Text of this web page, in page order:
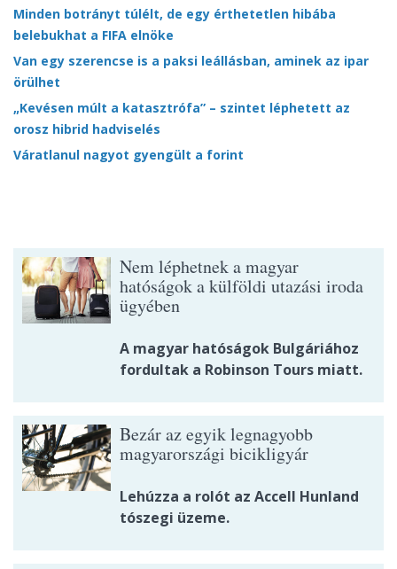
Minden botrányt túlélt, de egy érthetetlen hibába
belebukhat a FIFA elnöke
Van egy szerencse is a paksi leállásban, aminek az ipar
örülhet
„Kevésen múlt a katasztrófa” – szintet léphetett az
orosz hibrid hadviselés
Váratlanul nagyot gyengült a forint
Nem léphetnek a magyar
hatóságok a külföldi utazási iroda
ügyében
A magyar hatóságok Bulgáriához
fordultak a Robinson Tours miatt.
Bezár az egyik legnagyobb
magyarországi bicikligyár
Lehúzza a rolót az Accell Hunland
tószegi üzeme.